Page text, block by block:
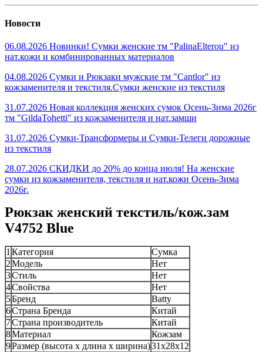
Новости
06.08.2026 Новинки! Сумки женские тм "PalinaElterou" из
нат.кожи и комбинированных материалов
04.08.2026 Сумки и Рюкзаки мужские тм "Cantlor" из
кожзаменителя и текстиля.Сумки женские из текстиля
31.07.2026 Новая коллекция женских сумок Осень-Зима 2026г
тм "GildaTohetti" из кожзаменителя и нат.замши
31.07.2026 Сумки-Трансформеры и Сумки-Телеги дорожные
из текстиля
28.07.2026 СКИДКИ до 20% до конца июля! На женские
сумки из кожзаменителя, текстиля и нат.кожи Осень-Зима
2026г.
Рюкзак женский текстиль/кож.зам
V4752 Blue
1 Категория
Сумка
2Модель
Нет
3Стиль
Нет
4Свойства
Нет
5Бренд
Batty
6Страна Бренда
Китай
7Страна производитель
Китай
8Материал
Кожзам
9Размер (высота х длина х ширина)31x28x12